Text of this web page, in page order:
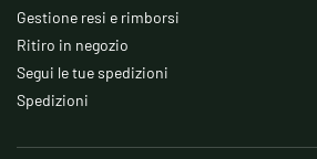
Gestione resi e rimborsi
Ritiro in negozio
Segui le tue spedizioni
Spedizioni